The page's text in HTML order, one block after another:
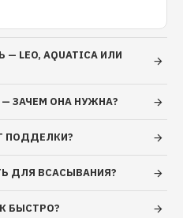
не более 5 сек.,
+200°C
нержавеющая сталь
сталь AISI
LEO, AQUATICA ИЛИ
ЗАЧЕМ ОНА НУЖНА?
ПОДДЕЛКИ?
ДЛЯ ВСАСЫВАНИЯ?
БЫСТРО?